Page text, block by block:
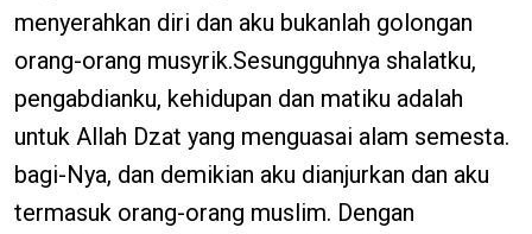
menyerahkan diri dan aku bukanlah golongan
orang-orang musyrik.Sesungguhnya shalatku,
pengabdianku, kehidupan dan matiku adalah
untuk Allah Dzat yang menguasai alam semesta.
bagi-Nya, dan demikian aku dianjurkan dan aku
termasuk orang-orang muslim. Dengan